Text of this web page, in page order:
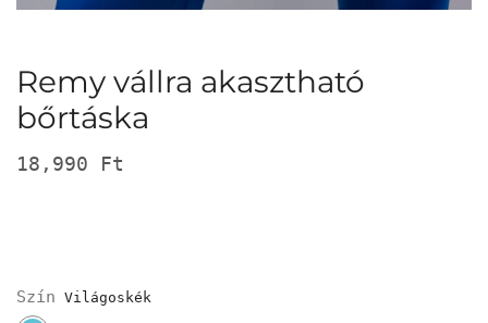
Remy vállra akasztható
bőrtáska
18,990 Ft
Szín